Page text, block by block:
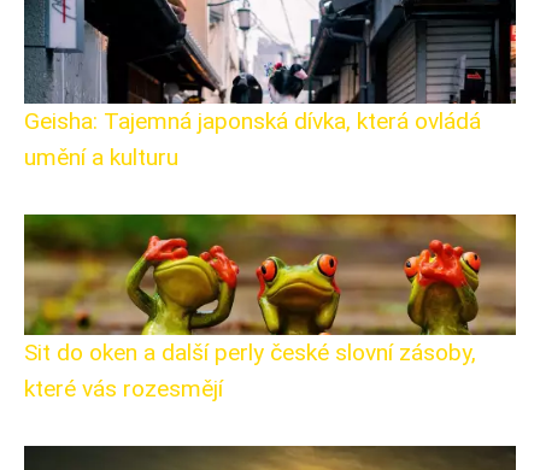
Geisha: Tajemná japonská dívka, která ovládá
umění a kulturu
Sit do oken a další perly české slovní zásoby,
které vás rozesmějí